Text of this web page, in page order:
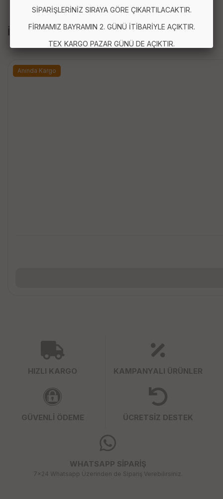
İLGİLİ ÜRÜNLER
Anında Kargo
HIZLI KARGO KAMPANYALI ÜRÜNLER
GÜVENLİ ÖDEME ÜCRETSİZ DESTEK
WHATSAPP SİPARİŞ
7x24 Whatsapp Üzerinden de Sipariş Verebilirsiniz.
SİPARİŞLERİNİZ SIRAYA GÖRE ÇIKARTILACAKTIR.
FİRMAMIZ BAYRAMIN 2. GÜNÜ İTİBARİYLE AÇIKTIR.
TEX KARGO PAZAR GÜNÜ DE AÇIKTIR.